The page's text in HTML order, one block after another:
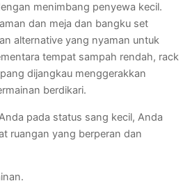
menimbang penyewa kecil.
dan meja dan bangku set
alternative yang nyaman untuk
tempat sampah rendah, rack
dijangkau menggerakkan
berdikari.
pada status sang kecil, Anda
ruangan yang berperan dan